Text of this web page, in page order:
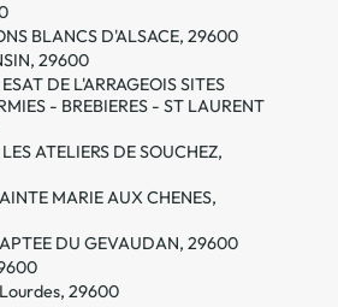
BLANCS D'ALSACE, 29600
29600
DE L'ARRAGEOIS SITES
- BREBIERES - ST LAURENT
ATELIERS DE SOUCHEZ,
MARIE AUX CHENES,
DU GEVAUDAN, 29600
29600